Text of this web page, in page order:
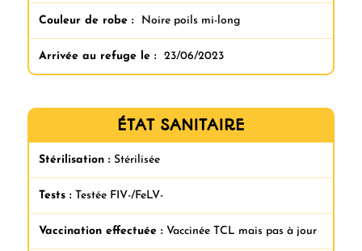
Couleur de robe : Noire poils mi-long
Arrivée au refuge le : 23/06/2023
ÉTAT SANITAIRE
Stérilisation : Stérilisée
Tests : Testée FIV-/FeLV-
Vaccination effectuée : Vaccinée TCL mais pas à jour